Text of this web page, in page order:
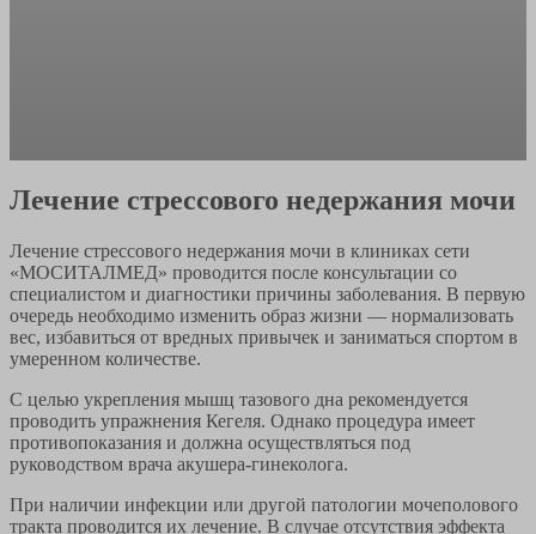
Лечение стрессового недержания мочи
Лечение стрессового недержания мочи в клиниках сети
«МОСИТАЛМЕД» проводится после консультации со
специалистом и диагностики причины заболевания. В первую
очередь необходимо изменить образ жизни — нормализовать
вес, избавиться от вредных привычек и заниматься спортом в
умеренном количестве.
С целью укрепления мышц тазового дна рекомендуется
проводить упражнения Кегеля. Однако процедура имеет
противопоказания и должна осуществляться под
руководством врача акушера-гинеколога.
При наличии инфекции или другой патологии мочеполового
тракта проводится их лечение. В случае отсутствия эффекта